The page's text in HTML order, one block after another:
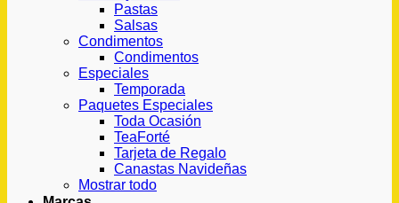
Pastas
Salsas
Condimentos
Condimentos
Especiales
Temporada
Paquetes Especiales
Toda Ocasión
TeaForté
Tarjeta de Regalo
Canastas Navideñas
Mostrar todo